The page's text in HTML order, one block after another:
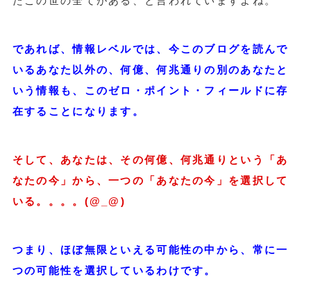
であれば、情報レベルでは、今このブログを読んで
いるあなた以外の、何億、何兆通りの別のあなたと
いう情報も、このゼロ・ポイント・フィールドに存
在することになります。
そして、あなたは、その何億、何兆通りという「あ
なたの今」から、一つの「あなたの今」を選択して
いる。。。。(@_@)
つまり、ほぼ無限といえる可能性の中から、常に一
つの可能性を選択しているわけです。